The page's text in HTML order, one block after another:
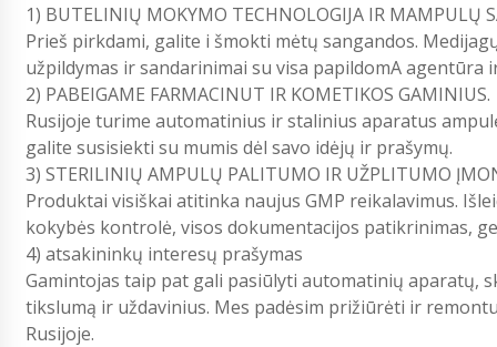
1) BUTELINIŲ MOKYMO TECHNOLOGIJA IR MAMPULŲ
Prieš pirkdami, galite i šmokti mėtų sangandos.
užpildymas ir sandarinimai su visa papildomA agentūra
2) PABEIGAME FARMACINUT IR KOMETIKOS GAMINIUS.
Rusijoje turime automatinius ir stalinius aparatus
galite susisiekti su mumis dėl savo idėjų ir prašymų.
3) STERILINIŲ AMPULŲ PALITUMO IR UŽPLITUMO
Produktai visiškai atitinka naujus GMP reikalavimus.
kokybės kontrolė, visos dokumentacijos patikrinimas,
4) atsakininkų interesų prašymas
Gamintojas taip pat gali pasiūlyti automatinių aparatų,
tikslumą ir uždavinius. Mes padėsim prižiūrėti ir
Rusijoje.